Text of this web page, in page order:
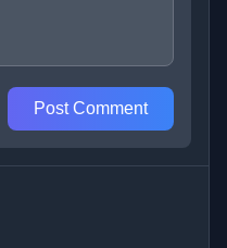
Post Comment